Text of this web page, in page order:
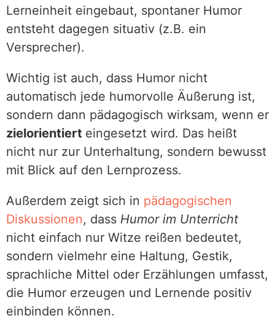
Lerneinheit eingebaut, spontaner Humor
entsteht dagegen situativ (z.B. ein
Versprecher).
Wichtig ist auch, dass Humor nicht
automatisch jede humorvolle Äußerung ist,
sondern dann pädagogisch wirksam, wenn er
zielorientiert eingesetzt wird. Das heißt
nicht nur zur Unterhaltung, sondern bewusst
mit Blick auf den Lernprozess.
Außerdem zeigt sich in pädagogischen
Diskussionen, dass Humor im Unterricht
nicht einfach nur Witze reißen bedeutet,
sondern vielmehr eine Haltung, Gestik,
sprachliche Mittel oder Erzählungen umfasst,
die Humor erzeugen und Lernende positiv
einbinden können.